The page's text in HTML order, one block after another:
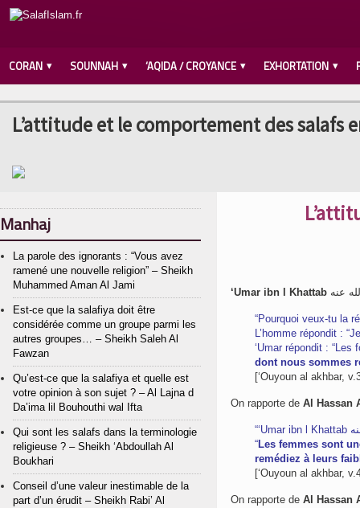
CORAN SOUNNAH ‘AQIDA / CROYANCE EXHORTATION
L’attitude et le comportement des salafs
‘Umar ibn l Khattab
“Pourquoi veux-tu la
L’homme répondit :
‘Umar répondit :
dont nous sommes
[‘Ouyoun al akhbar,
On rapporte de Al Hassan
“Les femmes sont
remédiez à leurs
[‘Ouyoun al akhbar,
On rapporte de Al Hassan
Manhaj
La parole des ignorants : “Vous avez
ramené une nouvelle religion” – Sheikh
Muhammed Aman Al Jami
Est-ce que la salafiya doit être
considérée comme un groupe parmi les
autres groupes… – Sheikh Saleh Al
Fawzan
Qu’est-ce que la salafiya et quelle est
votre opinion à son sujet ? – Al Lajna d
Da’ima lil Bouhouthi wal Ifta
Qui sont les salafs dans la terminologie
religieuse ? – Sheikh ‘Abdoullah Al
Boukhari
Conseil d’une valeur inestimable de la
part d’un érudit – Sheikh Rabi’ Al